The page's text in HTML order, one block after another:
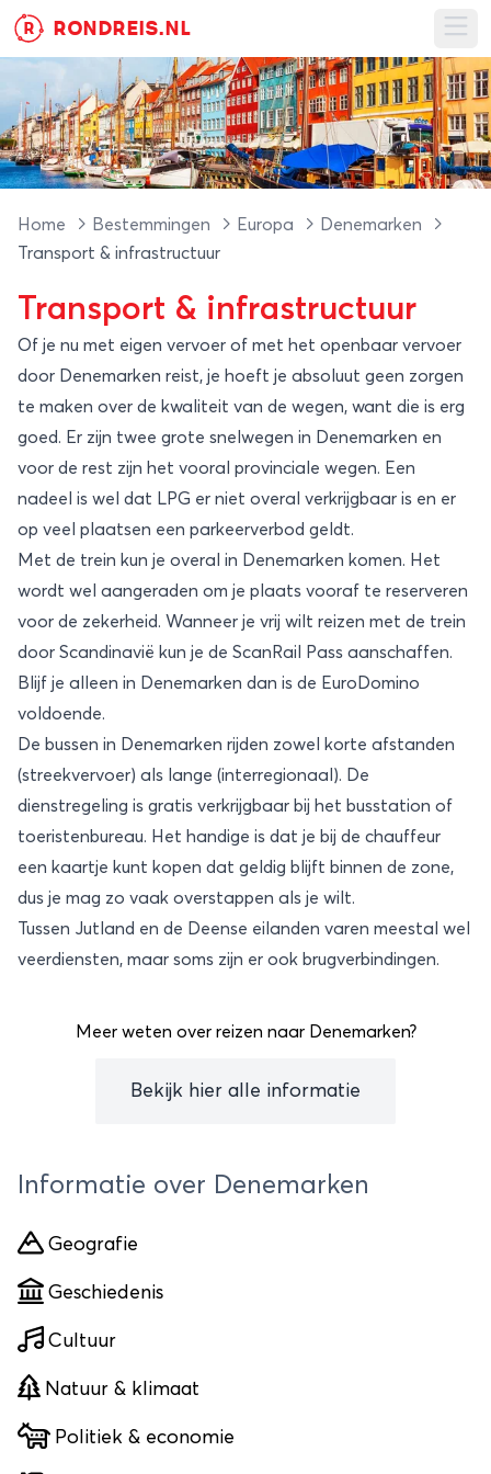
R RONDREIS.NL
Home Bestemmingen Europa
Denemarken
Transport & infrastructuur
Transport & infrastructuur
Of je nu met eigen vervoer of met het openbaar vervoer
door Denemarken reist, je hoeft je absoluut geen zorgen
te maken over de kwaliteit van de wegen, want die is erg
goed. Er zijn twee grote snelwegen in Denemarken en
voor de rest zijn het vooral provinciale wegen. Een
nadeel is wel dat LPG er niet overal verkrijgbaar is en er
op veel plaatsen een parkeerverbod geldt.
Met de trein kun je overal in Denemarken komen. Het
wordt wel aangeraden om je plaats vooraf te reserveren
voor de zekerheid. Wanneer je vrij wilt reizen met de trein
door Scandinavië kun je de ScanRail Pass aanschaffen.
Blijf je alleen in Denemarken dan is de EuroDomino
voldoende.
De bussen in Denemarken rijden zowel korte afstanden
(streekvervoer) als lange (interregionaal). De
dienstregeling is gratis verkrijgbaar bij het busstation of
toeristenbureau. Het handige is dat je bij de chauffeur
een kaartje kunt kopen dat geldig blijft binnen de zone,
dus je mag zo vaak overstappen als je wilt.
Tussen Jutland en de Deense eilanden varen meestal wel
veerdiensten, maar soms zijn er ook brugverbindingen.
Meer weten over reizen naar Denemarken?
Bekijk hier alle informatie
Informatie over Denemarken
Geografie
Geschiedenis
Cultuur
Natuur & klimaat
Politiek & economie